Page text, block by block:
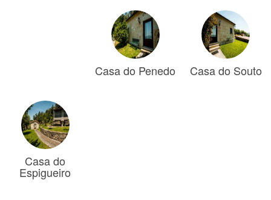
Casa do Penedo Casa do Souto
Casa do
Espigueiro